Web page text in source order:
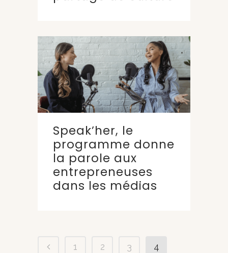
Speak’her, le
programme donne
la parole aux
entrepreneuses
dans les médias
1 2 3
4